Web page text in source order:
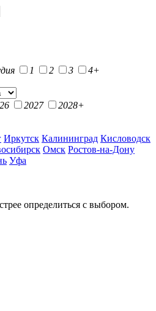
1 2 3
4+
2027
2028+
Иркутск Калининград Кисловодск
Омск Ростов-на-Дону
Уфа
определиться с выбором.